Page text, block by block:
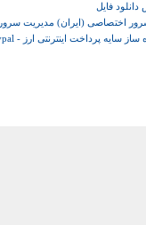
فایل
اختصاصی (ایران) مدیریت سرور
ساز سایه پرداخت اینترنتی ارز - Paypal